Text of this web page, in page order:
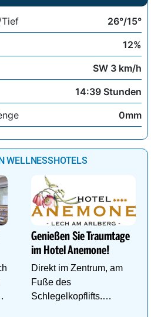
26°/15°
12%
SW 3 km/h
14:39 Stunden
0mm
WELLNESSHOTELS
Genießen Sie Traumtage
im Hotel Anemone!
Direkt im Zentrum, am
Fuße des
Schlegelkopflifts.